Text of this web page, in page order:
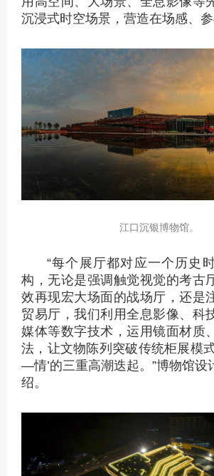
沉浸式时空场景，营造在场感、参
江口沉银博物馆。
“每个展厅都对应一个历史
构，无论是强调触觉视觉的考古
效再现宏大场面的战场厅，还是
贸易厅，我们利用全息影像、科
媒体等数字技术，运用镜面材质
法，让文物陈列突破传统柜展模
—情’的三重高潮迭起。”博物馆设
绍。